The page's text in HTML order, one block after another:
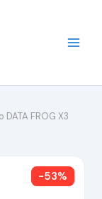
FROG X3
-53%